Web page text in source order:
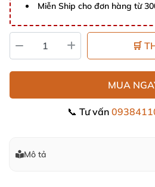
Miễn Ship cho đơn hàng từ
🛒
MUA
📞 Tư vấn
Mô tả